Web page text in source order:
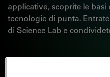
applicative, scoprite le
tecnologie di punta.
di Science Lab e